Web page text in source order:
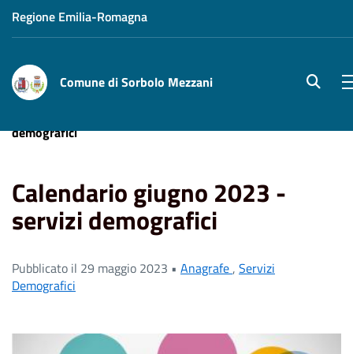
Regione Emilia-Romagna
Comune di Sorbolo Mezzani
demografici
Calendario giugno 2023 -
servizi demografici
Pubblicato il 29 maggio 2023 • Anagrafe, Servizi
Demografici